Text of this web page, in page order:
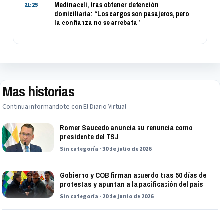
21:25
Medinaceli, tras obtener detención
domiciliaria: “Los cargos son pasajeros, pero
la confianza no se arrebata”
Mas historias
Continua informandote con El Diario Virtual
Romer Saucedo anuncia su renuncia como
presidente del TSJ
Sin categoría · 30 de julio de 2026
Gobierno y COB firman acuerdo tras 50 días de
protestas y apuntan a la pacificación del país
Sin categoría · 20 de junio de 2026